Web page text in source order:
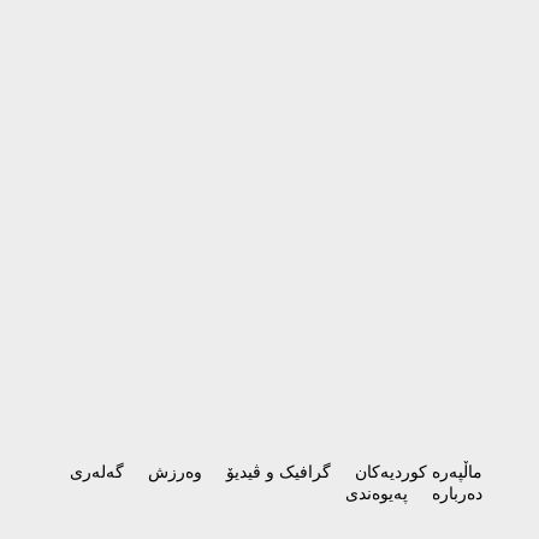
ماڵپەرە کوردیەکان گرافیک و ڤیدیۆ وەرزش
گەلەری
دەربارە
پەیوەندی